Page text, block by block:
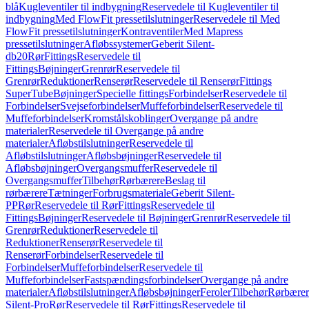
blåKugleventiler til indbygningReservedele til Kugleventiler til
indbygningMed FlowFit pressetilslutningerReservedele til Med
FlowFit pressetilslutningerKontraventilerMed Mapress
pressetilslutningerAfløbssystemerGeberit Silent-
db20RørFittingsReservedele til
FittingsBøjningerGrenrørReservedele til
GrenrørReduktionerRenserørReservedele til RenserørFittings
SuperTubeBøjningerSpecielle fittingsForbindelserReservedele til
ForbindelserSvejseforbindelserMuffeforbindelserReservedele til
MuffeforbindelserKromstålskoblingerOvergange på andre
materialerReservedele til Overgange på andre
materialerAfløbstilslutningerReservedele til
AfløbstilslutningerAfløbsbøjningerReservedele til
AfløbsbøjningerOvergangsmufferReservedele til
OvergangsmufferTilbehørRørbærereBeslag til
rørbærereTætningerForbrugsmaterialeGeberit Silent-
PPRørReservedele til RørFittingsReservedele til
FittingsBøjningerReservedele til BøjningerGrenrørReservedele til
GrenrørReduktionerReservedele til
ReduktionerRenserørReservedele til
RenserørForbindelserReservedele til
ForbindelserMuffeforbindelserReservedele til
MuffeforbindelserFastspændingsforbindelserOvergange på andre
materialerAfløbstilslutningerAfløbsbøjningerFerolerTilbehør
Silent-ProRørReservedele til RørFittingsReservedele til